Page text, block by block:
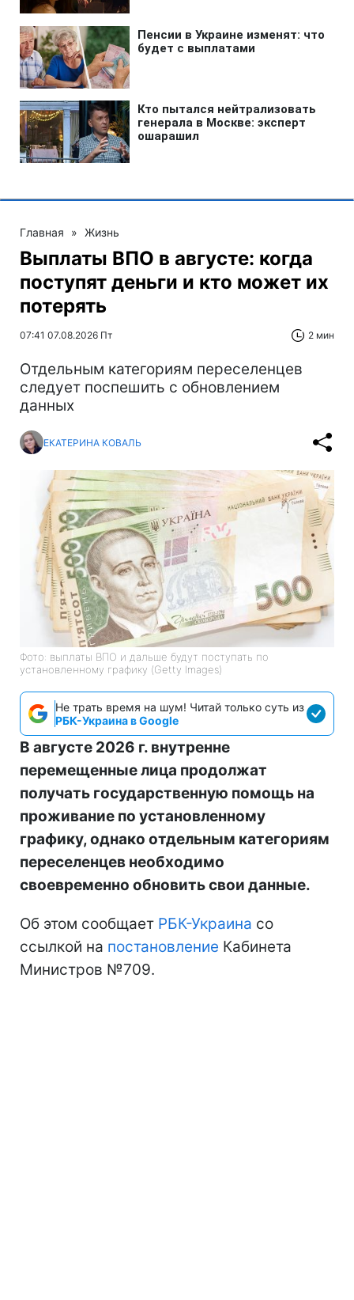
Главная » Жизнь
Выплаты ВПО в августе: когда
поступят деньги и кто может их
потерять
07:41 07.08.2026 Пт 2 мин
Отдельным категориям переселенцев
следует поспешить с обновлением
данных
ЕКАТЕРИНА КОВАЛЬ
Фото: выплаты ВПО и дальше будут поступать по
установленному графику (Getty Images)
Не трать время на шум! Читай только суть из
РБК-Украина в Google
В августе 2026 г. внутренне
перемещенные лица продолжат
получать государственную помощь на
проживание по установленному
графику, однако отдельным категориям
переселенцев необходимо
своевременно обновить свои данные.
Об этом сообщает РБК-Украина со
ссылкой на постановление Кабинета
Министров №709.